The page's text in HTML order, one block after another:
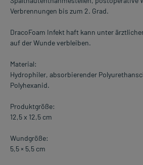
Verbrennungen bis zum 2. Grad.
DracoFoam Infekt haft kann unter
auf der Wunde verbleiben.
Material:
Hydrophiler, absorbierender
Polyhexanid.
Produktgröße:
12,5 x 12,5 cm
Wundgröße:
5,5 × 5,5 cm